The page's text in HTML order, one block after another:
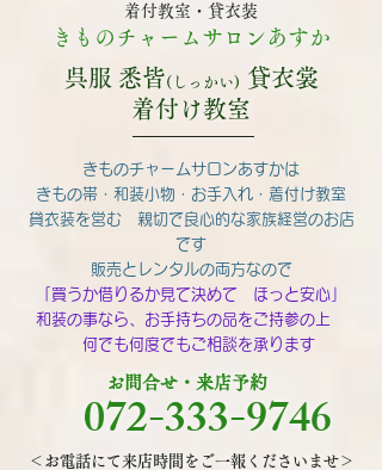
着付教室・貸衣装
きものチャームサロンあすか
呉服 悉皆(しっかい)
貸衣裳
着付け教室
きものチャームサロンあすかは
きもの帯・和装小物・お手入れ・着付け教室
貸衣装を営む 親切で良心的な家族経営のお店
です
販売とレンタルの両方なので
「買うか借りるか見て決めて ほっと安心」
和装の事なら、お手持ちの品をご持参の上
何でも何度でもご相談を承ります
お問合せ・来店予約
072-333-9746
＜お電話にて来店時間をご一報くださいませ＞